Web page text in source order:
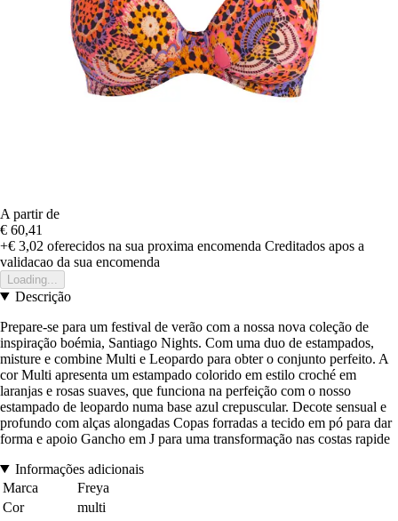
A partir de
€ 60,41
+€ 3,02 oferecidos na sua proxima encomenda Creditados apos a
validacao da sua encomenda
Loading...
Descrição
Prepare-se para um festival de verão com a nossa nova coleção de
inspiração boémia, Santiago Nights. Com uma duo de estampados,
misture e combine Multi e Leopardo para obter o conjunto perfeito. A
cor Multi apresenta um estampado colorido em estilo croché em
laranjas e rosas suaves, que funciona na perfeição com o nosso
estampado de leopardo numa base azul crepuscular. Decote sensual e
profundo com alças alongadas Copas forradas a tecido em pó para dar
forma e apoio Gancho em J para uma transformação nas costas rapide
Informações adicionais
Marca
Freya
Cor
multi